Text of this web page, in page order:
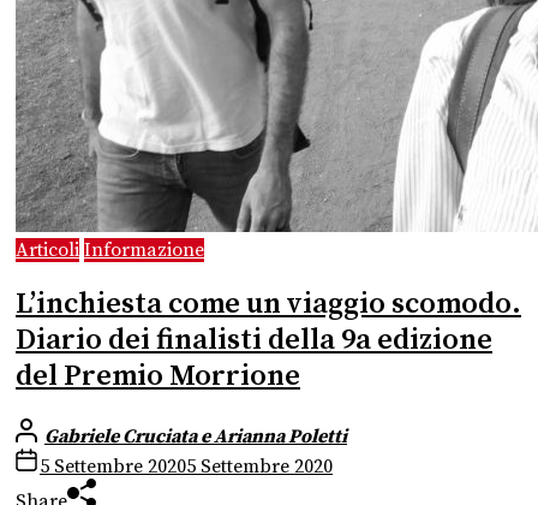
Articoli Informazione
L’inchiesta come un viaggio scomodo.
Diario dei finalisti della 9a edizione
del Premio Morrione
Gabriele Cruciata e Arianna Poletti
5 Settembre 20205 Settembre 2020